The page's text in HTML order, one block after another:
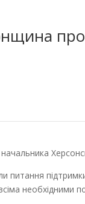
начальника
питання
необхідними